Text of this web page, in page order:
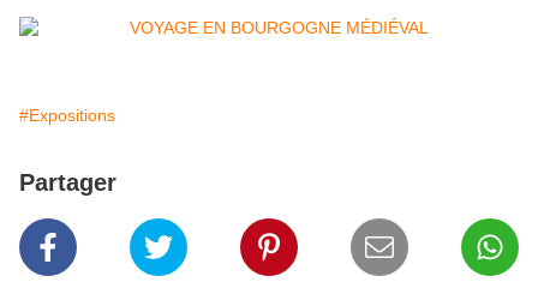
#Expositions
Partager